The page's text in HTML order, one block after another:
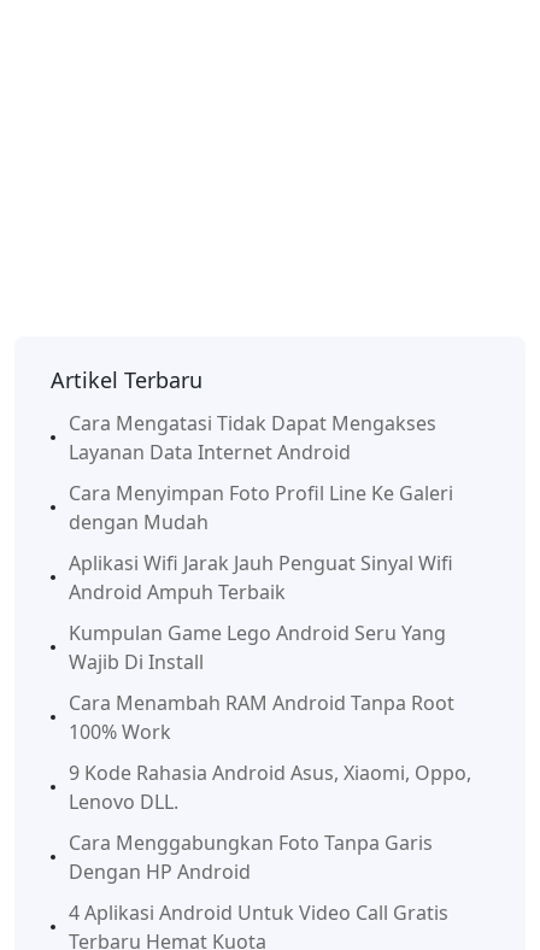
Artikel Terbaru
Cara Mengatasi Tidak Dapat Mengakses
Layanan Data Internet Android
Cara Menyimpan Foto Profil Line Ke Galeri
dengan Mudah
Aplikasi Wifi Jarak Jauh Penguat Sinyal Wifi
Android Ampuh Terbaik
Kumpulan Game Lego Android Seru Yang
Wajib Di Install
Cara Menambah RAM Android Tanpa Root
100% Work
9 Kode Rahasia Android Asus, Xiaomi, Oppo,
Lenovo DLL.
Cara Menggabungkan Foto Tanpa Garis
Dengan HP Android
4 Aplikasi Android Untuk Video Call Gratis
Terbaru Hemat Kuota